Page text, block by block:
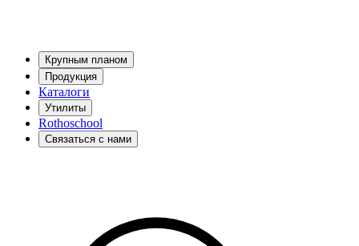
Крупным планом
Продукция
Каталоги
Утилиты
Rothoschool
Связаться с нами